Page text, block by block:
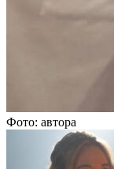
Фото: автора